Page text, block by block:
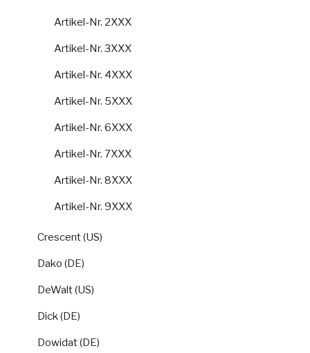
Artikel-Nr. 2XXX
Artikel-Nr. 3XXX
Artikel-Nr. 4XXX
Artikel-Nr. 5XXX
Artikel-Nr. 6XXX
Artikel-Nr. 7XXX
Artikel-Nr. 8XXX
Artikel-Nr. 9XXX
Crescent (US)
Dako (DE)
DeWalt (US)
Dick (DE)
Dowidat (DE)